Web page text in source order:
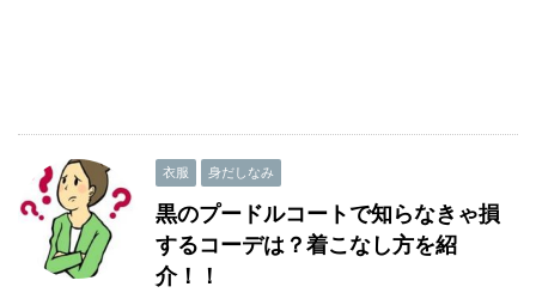
衣服 身だしなみ
黒のプードルコートで知らなきゃ損
するコーデは？着こなし方を紹
介！！